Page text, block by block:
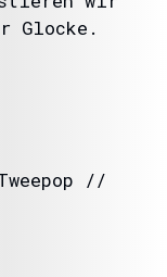
Glocke.
//